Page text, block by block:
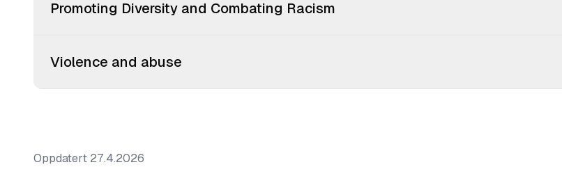
Promoting Diversity and Combating Racism
Violence and abuse
Oppdatert 27.4.2026